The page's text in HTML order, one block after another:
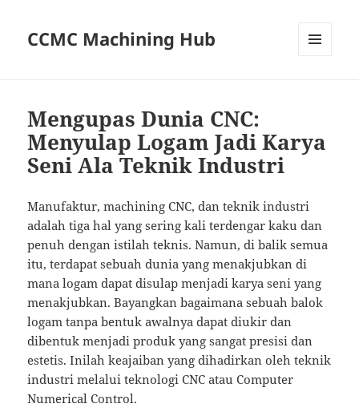
CCMC Machining Hub
Mengupas Dunia CNC:
Menyulap Logam Jadi Karya
Seni Ala Teknik Industri
Manufaktur, machining CNC, dan teknik industri
adalah tiga hal yang sering kali terdengar kaku dan
penuh dengan istilah teknis. Namun, di balik semua
itu, terdapat sebuah dunia yang menakjubkan di
mana logam dapat disulap menjadi karya seni yang
menakjubkan. Bayangkan bagaimana sebuah balok
logam tanpa bentuk awalnya dapat diukir dan
dibentuk menjadi produk yang sangat presisi dan
estetis. Inilah keajaiban yang dihadirkan oleh teknik
industri melalui teknologi CNC atau Computer
Numerical Control.